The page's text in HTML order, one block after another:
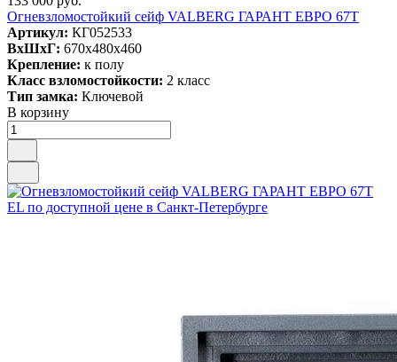
Огневзломостойкий сейф VALBERG ГАРАНТ ЕВРО 67T
Артикул: КГ052533
ВxШxГ: 670x480x460
Крепление: к полу
Класс взломостойкости: 2 класс
Тип замка: Ключевой
В корзину